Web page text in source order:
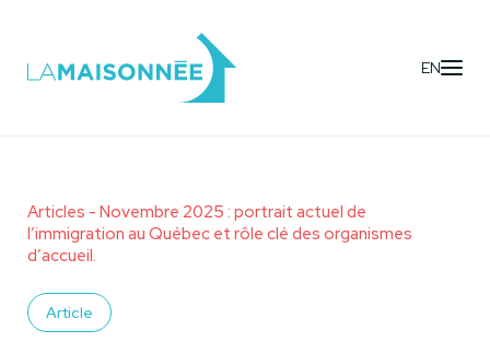
EN
Articles - Novembre 2025 : portrait actuel de
l’immigration au Québec et rôle clé des organismes
d’accueil.
Article